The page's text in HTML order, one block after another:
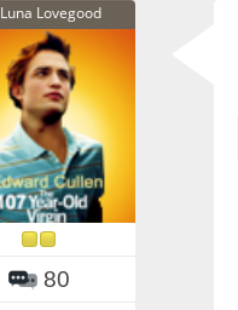
Luna Lovegood
80